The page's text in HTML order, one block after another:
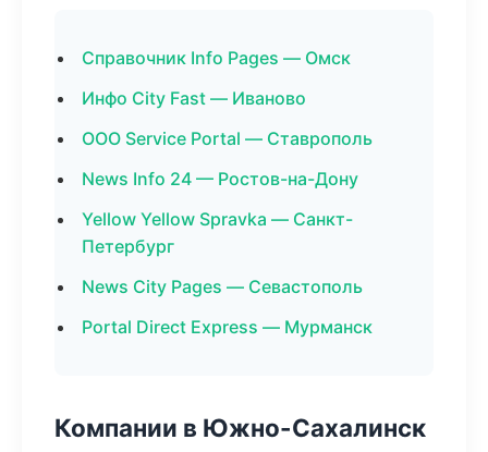
Справочник Info Pages — Омск
Инфо City Fast — Иваново
ООО Service Portal — Ставрополь
News Info 24 — Ростов-на-Дону
Yellow Yellow Spravka — Санкт-
Петербург
News City Pages — Севастополь
Portal Direct Express — Мурманск
Компании в Южно-Сахалинск